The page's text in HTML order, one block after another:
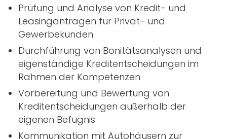
Prüfung und Analyse von Kredit- und
Leasinganträgen für Privat- und
Gewerbekunden
Durchführung von Bonitätsanalysen und
eigenständige Kreditentscheidungen im
Rahmen der Kompetenzen
Vorbereitung und Bewertung von
Kreditentscheidungen außerhalb der
eigenen Befugnis
Kommunikation mit Autohäusern zur